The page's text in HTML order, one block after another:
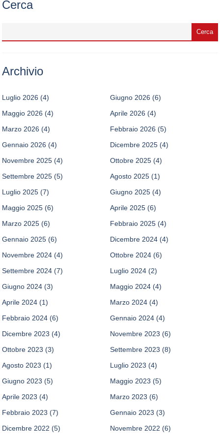
Cerca
Archivio
Luglio 2026 (4) Giugno 2026 (6)
Maggio 2026 (4) Aprile 2026 (4)
Marzo 2026 (4) Febbraio 2026 (5)
Gennaio 2026 (4) Dicembre 2025 (4)
Novembre 2025 (4) Ottobre 2025 (4)
Settembre 2025 (5) Agosto 2025 (1)
Luglio 2025 (7) Giugno 2025 (4)
Maggio 2025 (6) Aprile 2025 (6)
Marzo 2025 (6) Febbraio 2025 (4)
Gennaio 2025 (6) Dicembre 2024 (4)
Novembre 2024 (4) Ottobre 2024 (6)
Settembre 2024 (7) Luglio 2024 (2)
Giugno 2024 (3) Maggio 2024 (4)
Aprile 2024 (1) Marzo 2024 (4)
Febbraio 2024 (6) Gennaio 2024 (4)
Dicembre 2023 (4) Novembre 2023 (6)
Ottobre 2023 (3) Settembre 2023 (8)
Agosto 2023 (1) Luglio 2023 (4)
Giugno 2023 (5) Maggio 2023 (5)
Aprile 2023 (4) Marzo 2023 (6)
Febbraio 2023 (7) Gennaio 2023 (3)
Dicembre 2022 (5) Novembre 2022 (6)